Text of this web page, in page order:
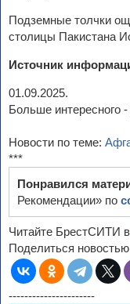
Подземные толчки
столицы Пакистана
Источник
01.09.2025.
Больше интересного
Новости по теме:
***
Понравился
Рекомендации» по
Читайте БрестСИТИ в
Поделиться
----------------------